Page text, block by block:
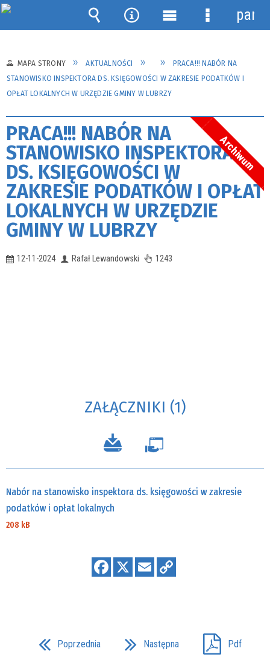
MAPA STRONY AKTUALNOŚCI
PRACA!!! NABÓR NA
STANOWISKO INSPEKTORA DS. KSIĘGOWOŚCI W ZAKRESIE PODATKÓW I
OPŁAT LOKALNYCH W URZĘDZIE GMINY W LUBRZY
PRACA!!! NABÓR NA
STANOWISKO INSPEKTORA
DS. KSIĘGOWOŚCI W
ZAKRESIE PODATKÓW I OPŁAT
LOKALNYCH W URZĘDZIE
GMINY W LUBRZY
Archiwum
12-11-2024 Rafał Lewandowski 1243
ZAŁĄCZNIKI (1)
Nabór na stanowisko inspektora ds. księgowości w zakresie
podatków i opłat lokalnych
208 kB
Poprzednia Następna Pdf
Wyszukiwarka
Narzędzia
Menu Menu
panel